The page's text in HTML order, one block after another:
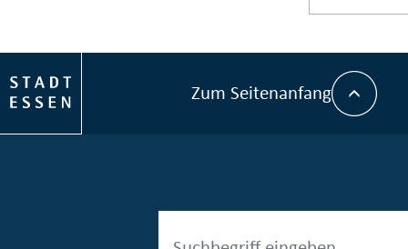
Zum Seitenanfang